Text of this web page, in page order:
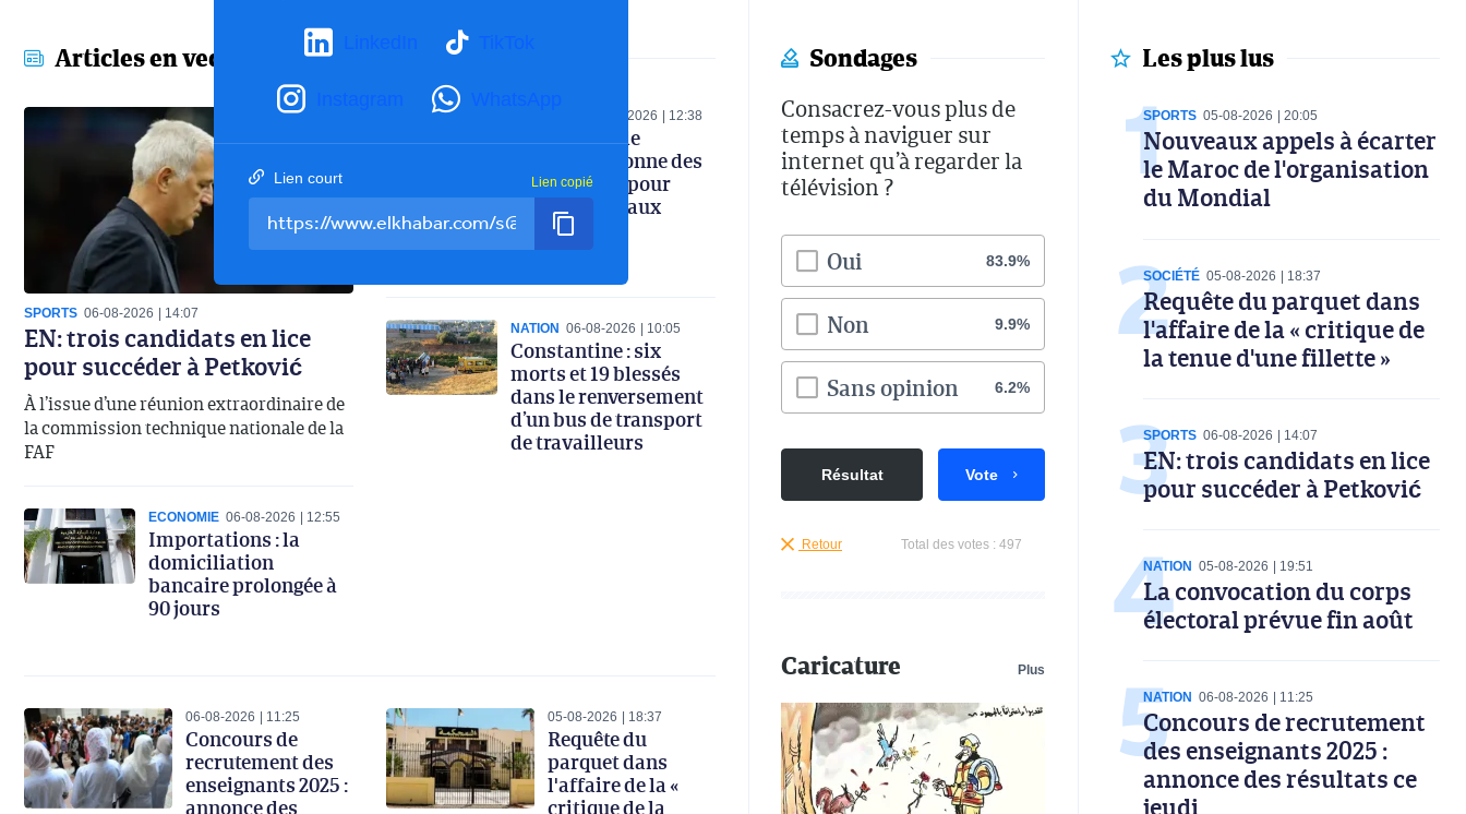
LinkedIn TikTok
Instagram WhatsApp
Lien court Lien copié
Articles en vedette
SPORTS 06-08-2026 14:07
EN: trois candidats en lice
pour succéder à Petković
À l’issue d’une réunion extraordinaire de
la commission technique nationale de la
FAF
06-08-2026 12:38
Le ministre de
l’Industrie donne des
instructions pour
renforcer le taux
d’intégration
nationale
NATION 06-08-2026 10:05
Constantine : six
morts et 19 blessés
dans le renversement
d’un bus de transport
de travailleurs
ECONOMIE 06-08-2026 12:55
Importations : la
domiciliation
bancaire prolongée à
90 jours
06-08-2026 11:25
Concours de
recrutement des
enseignants 2025 :
annonce des
05-08-2026 18:37
Requête du
parquet dans
l'affaire de la «
critique de la
Sondages
Consacrez-vous plus de
temps à naviguer sur
internet qu’à regarder la
télévision ?
Oui 83.9%
Non 9.9%
Sans opinion 6.2%
Résultat Vote
Retour Total des votes : 497
Caricature Plus
Les plus lus
SPORTS 05-08-2026 20:05
Nouveaux appels à écarter
le Maroc de l'organisation
du Mondial
SOCIÉTÉ 05-08-2026 18:37
Requête du parquet dans
l'affaire de la « critique de
la tenue d'une fillette »
SPORTS 06-08-2026 14:07
EN: trois candidats en lice
pour succéder à Petković
NATION 05-08-2026 19:51
La convocation du corps
électoral prévue fin août
NATION 06-08-2026 11:25
Concours de recrutement
des enseignants 2025 :
annonce des résultats ce
jeudi